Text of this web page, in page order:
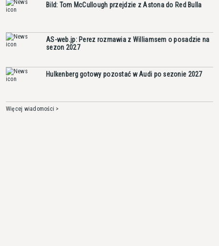
Bild: Tom McCullough przejdzie z Astona do Red Bulla
AS-web.jp: Perez rozmawia z Williamsem o posadzie na
sezon 2027
Hulkenberg gotowy pozostać w Audi po sezonie 2027
Więcej wiadomości >